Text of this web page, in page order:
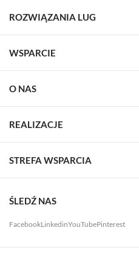
ROZWIĄZANIA LUG
WSPARCIE
O NAS
REALIZACJE
STREFA WSPARCIA
ŚLEDŹ NAS
FacebookLinkedinYouTubePinterest